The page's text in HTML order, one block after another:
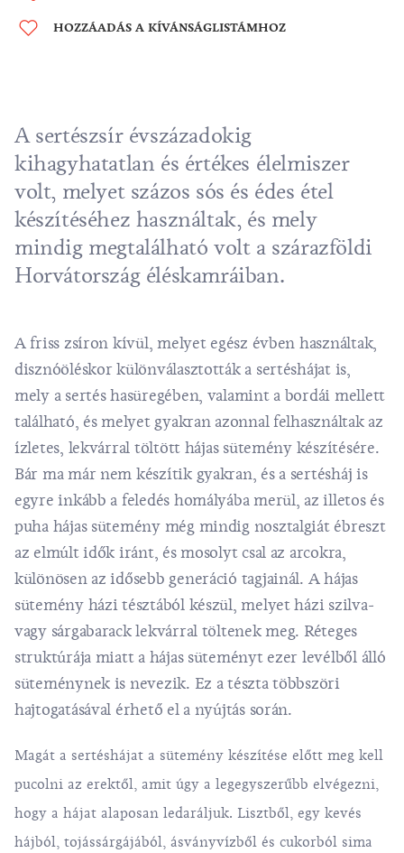
HOZZÁADÁS A KÍVÁNSÁGLISTÁMHOZ
A sertészsír évszázadokig
kihagyhatatlan és értékes élelmiszer
volt, melyet százos sós és édes étel
készítéséhez használtak, és mely
mindig megtalálható volt a szárazföldi
Horvátország éléskamráiban.
A friss zsíron kívül, melyet egész évben használtak,
disznóöléskor különválasztották a sertéshájat is,
mely a sertés hasüregében, valamint a bordái mellett
található, és melyet gyakran azonnal felhasználtak az
ízletes, lekvárral töltött hájas sütemény készítésére.
Bár ma már nem készítik gyakran, és a sertésháj is
egyre inkább a feledés homályába merül, az illetos és
puha hájas sütemény még mindig nosztalgiát ébreszt
az elmúlt idők iránt, és mosolyt csal az arcokra,
különösen az idősebb generáció tagjainál. A hájas
sütemény házi tésztából készül, melyet házi szilva-
vagy sárgabarack lekvárral töltenek meg. Réteges
struktúrája miatt a hájas süteményt ezer levélből álló
süteménynek is nevezik. Ez a tészta többszöri
hajtogatásával érhető el a nyújtás során.
Magát a sertéshájat a sütemény készítése előtt meg kell
pucolni az erektől, amit úgy a legegyszerűbb elvégezni,
hogy a hájat alaposan ledaráljuk. Lisztből, egy kevés
hájból, tojássárgájából, ásványvízből és cukorból sima